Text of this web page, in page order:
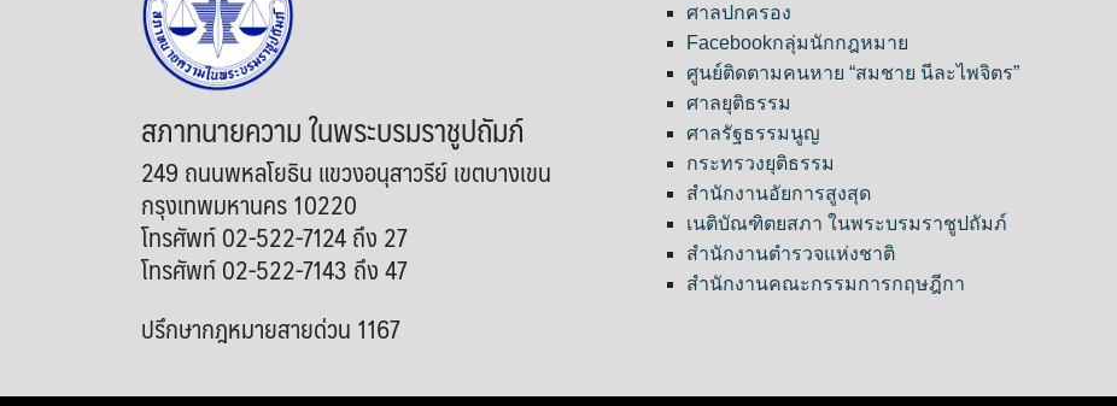
สภาทนายความ ในพระบรมราชูปถัมภ์
249 ถนนพหลโยธิน แขวงอนุสาวรีย์ เขตบางเขน
กรุงเทพมหานคร 10220
โทรศัพท์ 02-522-7124 ถึง 27
โทรศัพท์ 02-522-7143 ถึง 47
ปรึกษากฎหมายสายด่วน 1167
ศาลปกครอง
Facebookกลุ่มนักกฎหมาย
ศูนย์ติดตามคนหาย “สมชาย นีละไพจิตร”
ศาลยุติธรรม
ศาลรัฐธรรมนูญ
กระทรวงยุติธรรม
สำนักงานอัยการสูงสุด
เนติบัณฑิตยสภา ในพระบรมราชูปถัมภ์
สำนักงานตำรวจแห่งชาติ
สำนักงานคณะกรรมการกฤษฎีกา